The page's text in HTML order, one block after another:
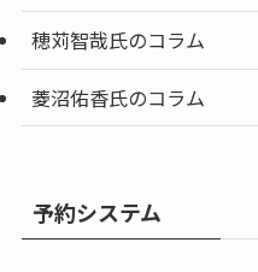
穂苅智哉氏のコラム
菱沼佑香氏のコラム
予約システム